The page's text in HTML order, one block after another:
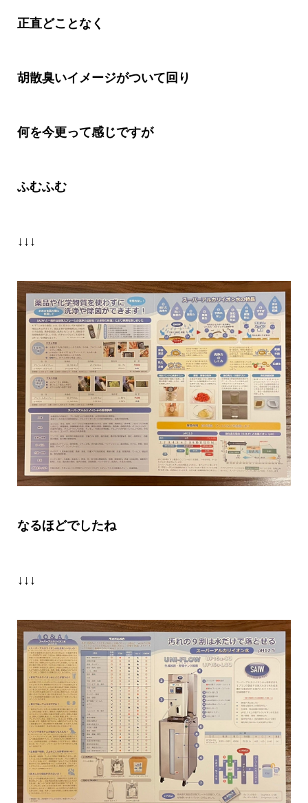
正直どことなく
胡散臭いイメージがついて回り
何を今更って感じですが
ふむふむ
↓↓↓
なるほどでしたね
↓↓↓